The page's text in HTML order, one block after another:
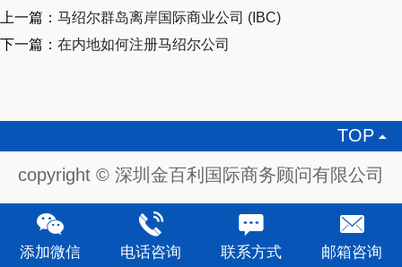
上一篇： 马绍尔群岛离岸国际商业公司 (IBC)
下一篇： 在内地如何注册马绍尔公司
TOP
copyright © 深圳金百利国际商务顾问有限公司
添加微信 电话咨询 联系方式 邮箱咨询